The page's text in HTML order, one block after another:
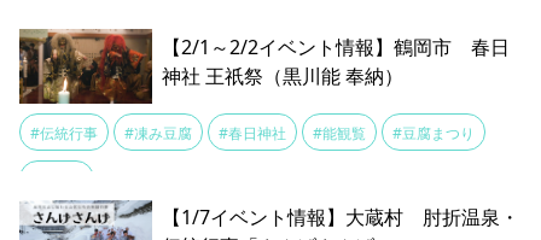
【2/1～2/2イベント情報】鶴岡市 春日
神社 王祇祭（黒川能 奉納）
#伝統行事 #凍み豆腐 #春日神社 #能観覧 #豆腐まつり
【1/7イベント情報】大蔵村 肘折温泉・